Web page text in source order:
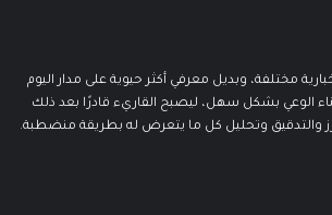
مختلفة، وبديل معرفي أكثر حيوية على مدار اليوم
الوعي بشكل سهل، ليصبح القاريء قادرًا بعد ذلك
والتدقيق وتحليل كل ما يتعرض له بطريقة منضطبة.